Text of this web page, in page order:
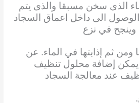
الذى سخن مسبقا والذى يتم
الى داخل اعماق السجاد
وينجح في نزع
ومن ثم إذابتها في الماء. عن
إضافة محلول تنظيف
عند معالجة السجاد